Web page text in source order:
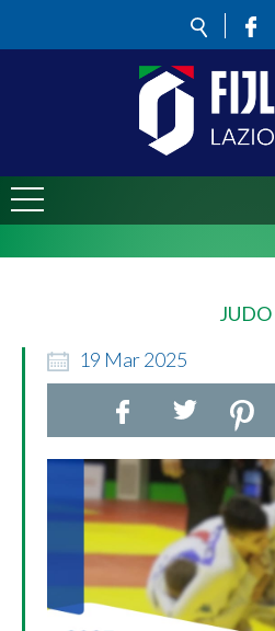
JUDO
19 Mar2025